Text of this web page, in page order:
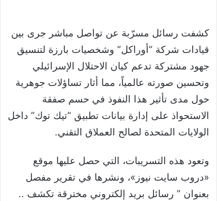
كشفت رسائل مسرّبة عن تواصل مباشر جرى بين
قيادات شركة “أوراكل” وشخصيات بارزة لتنسيق
جهود مشتركة تدعم كيان الاحتلال الإسرائيلي
وتحسين صورته عالمياً، مما أثار تساؤلات جوهرية
حول مدى تأثير هذا النفوذ في حسم صفقة
الاستحواذ على إدارة بيانات تطبيق “تيك توك” داخل
الولايات المتحدة لصالح العملاق التقني.
وتعود هذه التسريبات، التي حصل عليها موقع
«دروب سايت نيوز»، ونشرها في تقرير مفصل
بعنوان ” رسائل بريد إلكتروني مخترقة تكشف ..